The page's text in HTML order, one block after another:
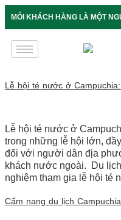
MỖI KHÁCH HÀNG LÀ MỘT
Lễ hội té nước ở
Lễ hội té nước ở
trong những lễ hội lớn,
đối với người dân địa
khách nước ngoài. Du
nghiệm tham gia lễ hội té
Cẩm nang du lịch Campuchia